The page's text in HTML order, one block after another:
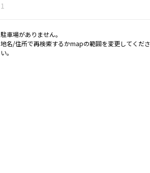
1
駐車場がありません。
地名/住所で再検索するかmapの範囲を変更してくださ
い。